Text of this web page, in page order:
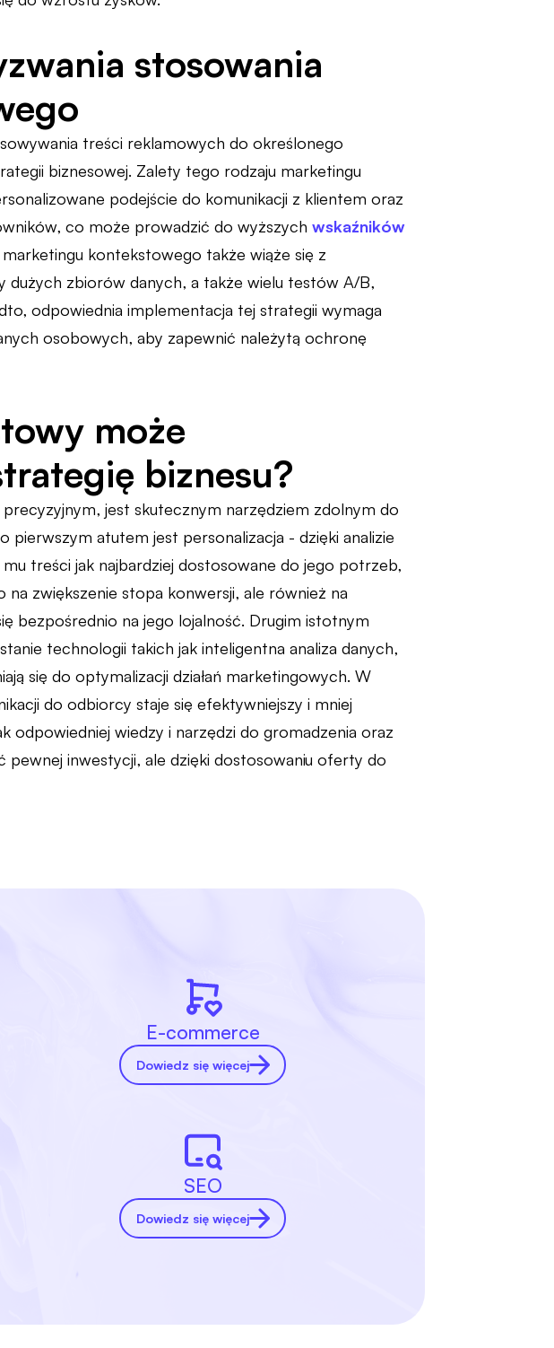
stosowania
treści reklamowych do określonego
biznesowej. Zalety tego rodzaju marketingu
podejście do komunikacji z klientem oraz
co może prowadzić do wyższych wskaźników
kontekstowego także wiąże się z
dużych zbiorów danych, a także wielu testów A/B,
odpowiednia implementacja tej strategii wymaga
osobowych, aby zapewnić należytą ochronę
może
biznesu?
jest skutecznym narzędziem zdolnym do
pierwszym atutem jest personalizacja - dzięki analizie
treści jak najbardziej dostosowane do jego potrzeb,
zwiększenie stopa konwersji, ale również na
bezpośrednio na jego lojalność. Drugim istotnym
technologii takich jak inteligentna analiza danych,
się do optymalizacji działań marketingowych. W
do odbiorcy staje się efektywniejszy i mniej
odpowiedniej wiedzy i narzędzi do gromadzenia oraz
inwestycji, ale dzięki dostosowaniu oferty do
E-commerce
Dowiedz się więcej
SEO
Dowiedz się więcej